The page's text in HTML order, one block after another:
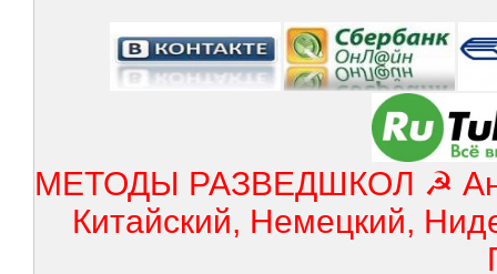
МЕТОДЫ РАЗВЕДШКОЛ ☭
Китайский, Немецкий,